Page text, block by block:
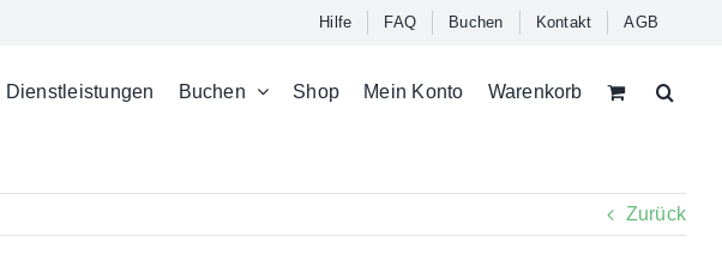
Hilfe FAQ Buchen Kontakt AGB
Dienstleistungen Buchen Shop Mein Konto Warenkorb
Zurück